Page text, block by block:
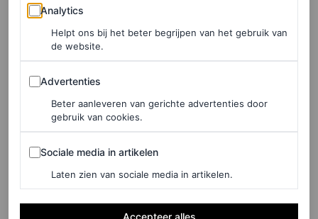
©UNSPLASH – MARINA BAY SANDS
Shoppen in Singapore
“Singapore kent talloze
je misschien nog wel de meeste toeristen; mensen met
veel geld te besteden kunnen hier hun hart ophalen. Zelf
vind ik het veel leuker om naar van die typische
te gaan, waar ze producten verkopen waar je géén
idee van hebt. Van over de top sleutelhangers totcrazy
Analytics
Analytics
Helpt ons bij het beter begrijpen van het gebruik van
de website.
Advertenties
Advertenties
Beter aanleveren van gerichte advertenties door
gebruik van cookies.
Sociale media in artikelen
Sociale media in artikelen
Laten zien van sociale media in artikelen.
Accepteer alles